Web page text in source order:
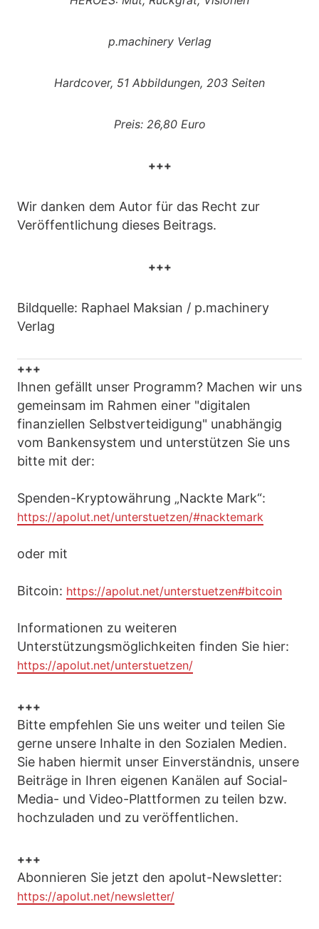
p.machinery Verlag
Hardcover, 51 Abbildungen, 203 Seiten
Preis: 26,80 Euro
+++
Wir danken dem Autor für das Recht zur
Veröffentlichung dieses Beitrags.
+++
Bildquelle: Raphael Maksian / p.machinery
Verlag
+++
Ihnen gefällt unser Programm? Machen wir uns
gemeinsam im Rahmen einer "digitalen
finanziellen Selbstverteidigung" unabhängig
vom Bankensystem und unterstützen Sie uns
bitte mit der:
Spenden-Kryptowährung „Nackte Mark“:
https://apolut.net/unterstuetzen/#nacktemark
oder mit
Bitcoin: https://apolut.net/unterstuetzen#bitcoin
Informationen zu weiteren
Unterstützungsmöglichkeiten finden Sie hier:
https://apolut.net/unterstuetzen/
+++
Bitte empfehlen Sie uns weiter und teilen Sie
gerne unsere Inhalte in den Sozialen Medien.
Sie haben hiermit unser Einverständnis, unsere
Beiträge in Ihren eigenen Kanälen auf Social-
Media- und Video-Plattformen zu teilen bzw.
hochzuladen und zu veröffentlichen.
+++
Abonnieren Sie jetzt den apolut-Newsletter:
https://apolut.net/newsletter/